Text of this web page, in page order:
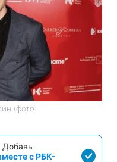
(фото:
Добавь
с РБК-